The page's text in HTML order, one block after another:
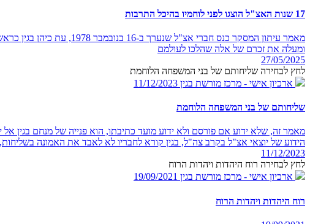
17 שנות האצ"ל הוצגו לפני לוחמיו בהיכל התרבות
מאמר עיתון המסקר כנס
ומעלה את זכרם של אלה שהלכו לעולמם
27/05/2025
לחץ לבחירה שליחותם של בני המשפחה הלוחמת
ארכיון אישי - מרכז מורשת בגין 11/12/2023
שליחותם של בני המשפחה הלוחמת
מאמר זה, שלא ידוע אם פורסם ולא ידוע מועד כתיבתו, הוא פנייה של מנחם בגין
הידוע של יוצאי אצ"ל בקרב צה"ל, בגין קורא לחבריו לא לאבד את האמונה
11/12/2023
לחץ לבחירה רוח היהדות ויהדות הרוח
ארכיון אישי - מרכז מורשת בגין 19/09/2021
רוח היהדות ויהדות הרוח